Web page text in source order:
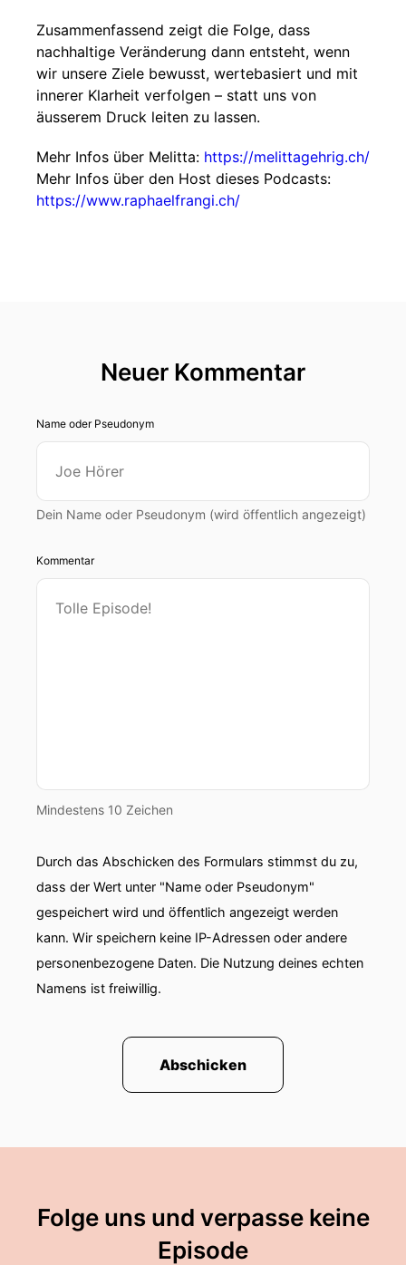
Zusammenfassend zeigt die Folge, dass
nachhaltige Veränderung dann entsteht, wenn
wir unsere Ziele bewusst, wertebasiert und mit
innerer Klarheit verfolgen – statt uns von
äusserem Druck leiten zu lassen.
Mehr Infos über Melitta: https://melittagehrig.ch/
Mehr Infos über den Host dieses Podcasts:
https://www.raphaelfrangi.ch/
Neuer Kommentar
Name oder Pseudonym
Dein Name oder Pseudonym (wird öffentlich angezeigt)
Kommentar
Mindestens 10 Zeichen
Durch das Abschicken des Formulars stimmst du zu,
dass der Wert unter "Name oder Pseudonym"
gespeichert wird und öffentlich angezeigt werden
kann. Wir speichern keine IP-Adressen oder andere
personenbezogene Daten. Die Nutzung deines echten
Namens ist freiwillig.
Abschicken
Folge uns und verpasse keine
Episode